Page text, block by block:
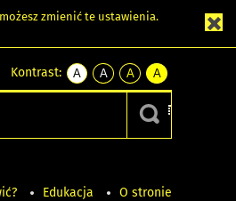
zmienić te ustawienia.
Kontrast:
A
kontrast
A
kontrast
czarnym
A
kontrast
żółty
tekst
czarnym
A
kontrast
czarny
tekst
żółtym
Edukacja O stronie